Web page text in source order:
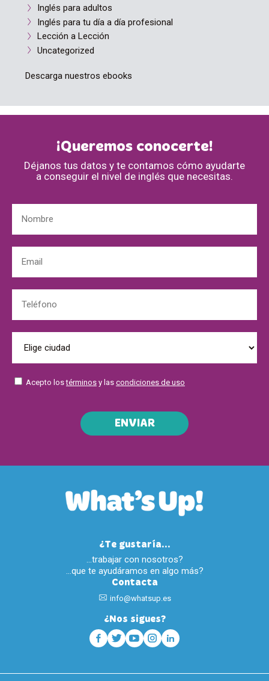
Inglés para adultos
Inglés para tu día a día profesional
Lección a Lección
Uncategorized
Descarga nuestros ebooks
¡Queremos conocerte!
Déjanos tus datos y te contamos cómo ayudarte
a conseguir el nivel de inglés que necesitas.
Acepto lostérminos y las condiciones de uso
ENVIAR
¿Te gustaría...
…trabajar con nosotros?
…que te ayudáramos en algo más?
Contacta
info@whatsup.es
¿Nos sigues?